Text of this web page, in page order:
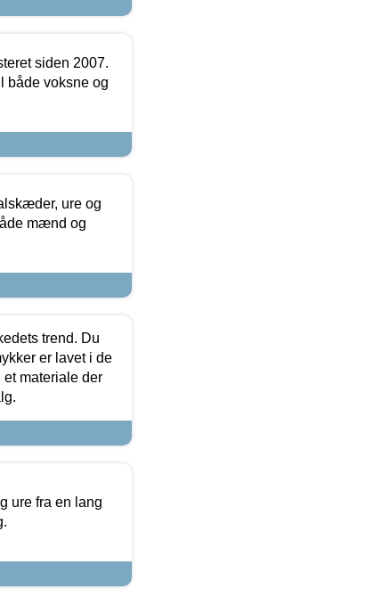
siden 2007.
både voksne og
ure og
mænd og
trend. Du
er lavet i de
materiale der
ure fra en lang